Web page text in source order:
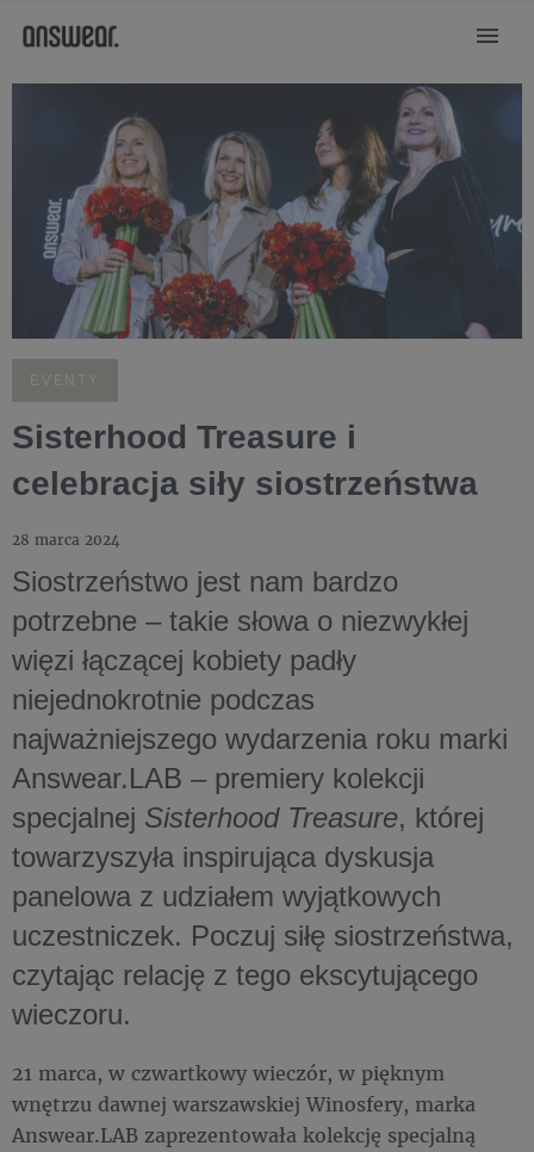
EVENTY
Sisterhood Treasure i
celebracja siły siostrzeństwa
28 marca 2024
Siostrzeństwo jest nam bardzo
potrzebne – takie słowa o niezwykłej
więzi łączącej kobiety padły
niejednokrotnie podczas
najważniejszego wydarzenia roku marki
Answear.LAB – premiery kolekcji
specjalnej Sisterhood Treasure, której
towarzyszyła inspirująca dyskusja
panelowa z udziałem wyjątkowych
uczestniczek. Poczuj siłę siostrzeństwa,
czytając relację z tego ekscytującego
wieczoru.
21 marca, w czwartkowy wieczór, w pięknym
wnętrzu dawnej warszawskiej Winosfery, marka
Answear.LAB zaprezentowała kolekcję specjalną